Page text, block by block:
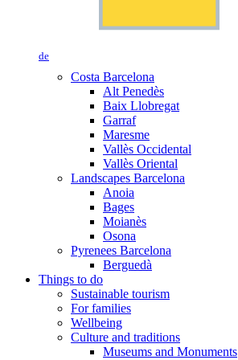
de
Costa Barcelona
Alt Penedès
Baix Llobregat
Garraf
Maresme
Vallès Occidental
Vallès Oriental
Landscapes Barcelona
Anoia
Bages
Moianès
Osona
Pyrenees Barcelona
Berguedà
Things to do
Sustainable tourism
For families
Wellbeing
Culture and traditions
Museums and Monuments